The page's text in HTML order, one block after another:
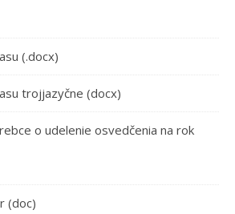
(.docx)
trojjazyčne (docx)
o udelenie osvedčenia na rok
(doc)